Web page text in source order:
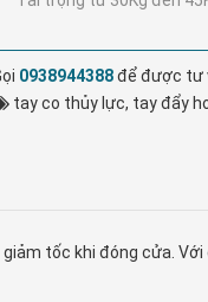
0938944388để được tư
tay co thủy lực, tay đẩy
tốc khi đóng cửa.